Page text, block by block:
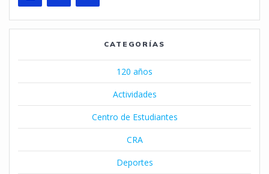
CATEGORÍAS
120 años
Actividades
Centro de Estudiantes
CRA
Deportes